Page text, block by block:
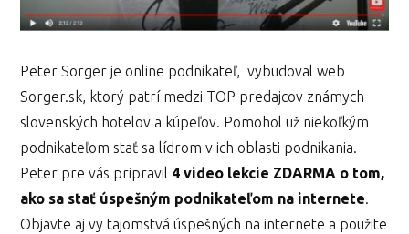
Peter Sorger je online podnikateľ, vybudoval web
Sorger.sk, ktorý patrí medzi TOP predajcov známych
slovenských hotelov a kúpeľov. Pomohol už niekoľkým
podnikateľom stať sa lídrom v ich oblasti podnikania.
Peter pre vás pripravil 4 video lekcie ZDARMA o tom,
ako sa stať úspešným podnikateľom na internete.
Objavte aj vy tajomstvá úspešných na internete a použite